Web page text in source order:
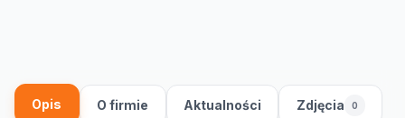
Opis O firmie Aktualności Zdjęcia 0